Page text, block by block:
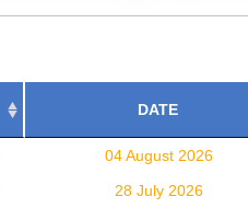
DATE
04 August 2026
28 July 2026